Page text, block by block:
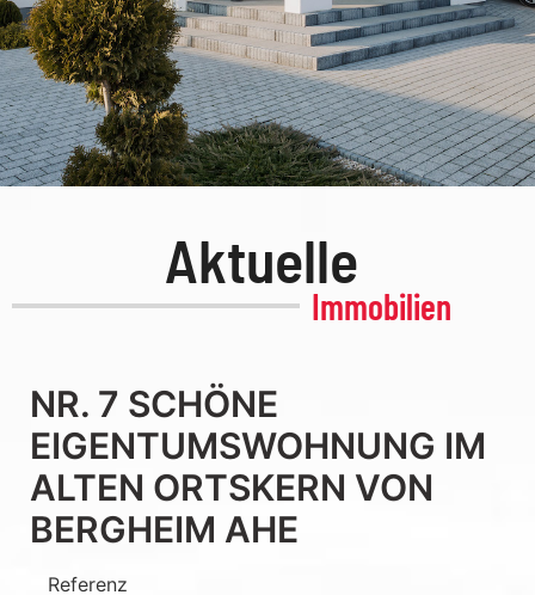
Aktuelle
Immobilien
NR. 7 SCHÖNE
EIGENTUMSWOHNUNG IM
ALTEN ORTSKERN VON
BERGHEIM AHE
Referenz